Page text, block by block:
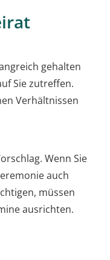
gehalten
Sie zutreffen.
Verhältnissen
Wenn Sie
auch
müssen
ausrichten.